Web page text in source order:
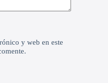
y web en este